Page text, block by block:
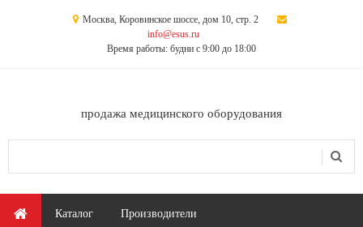
Москва, Коровинское шоссе, дом 10, стр. 2
info@esus.ru
Время работы: будни с 9:00 до 18:00
продажа медицинского оборудования
Главное меню
Каталог Производители